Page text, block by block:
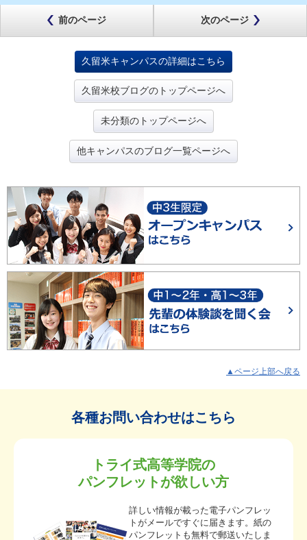
前のページ 次のページ
久留米キャンパスの詳細はこちら
久留米校ブログのトップページへ
未分類のトップページへ
他キャンパスのブログ一覧ページへ
▲ページ上部へ戻る
各種お問い合わせはこちら
トライ式高等学院の
パンフレットが欲しい方
詳しい情報が載った電子パンフレッ
トがメールですぐに届きます。紙の
パンフレットも無料で郵送いたしま